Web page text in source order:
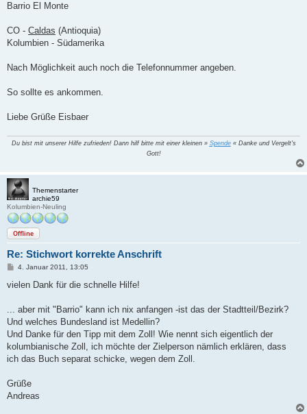
Barrio El Monte
CO - Caldas (Antioquia)
Kolumbien - Südamerika
Nach Möglichkeit auch noch die Telefonnummer angeben.
So sollte es ankommen.
Liebe Grüße Eisbaer
Du bist mit unserer Hilfe zufrieden! Dann hilf bitte mit einer kleinen » Spende« Danke und Vergelt's
Gott!
Themenstarter
archie59
Kolumbien-Neuling
Offline
Re: Stichwort korrekte Anschrift
B
i
a
4. Januar 2011, 13:05
vielen Dank für die schnelle Hilfe!
... aber mit "Barrio" kann ich nix anfangen -ist das der Stadtteil/Bezirk?
Und welches Bundesland ist Medellin?
Und Danke für den Tipp mit dem Zoll! Wie nennt sich eigentlich der
kolumbianische Zoll, ich möchte der Zielperson nämlich erklären, dass
ich das Buch separat schicke, wegen dem Zoll.
Grüße
Andreas